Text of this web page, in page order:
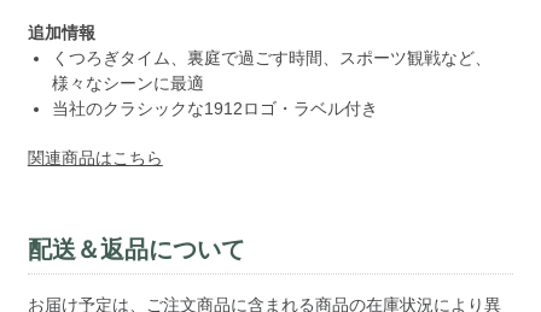
追加情報
くつろぎタイム、裏庭で過ごす時間、スポーツ観戦など、
様々なシーンに最適
当社のクラシックな1912ロゴ・ラベル付き
関連商品はこちら
配送＆返品について
お届け予定は、ご注文商品に含まれる商品の在庫状況により異